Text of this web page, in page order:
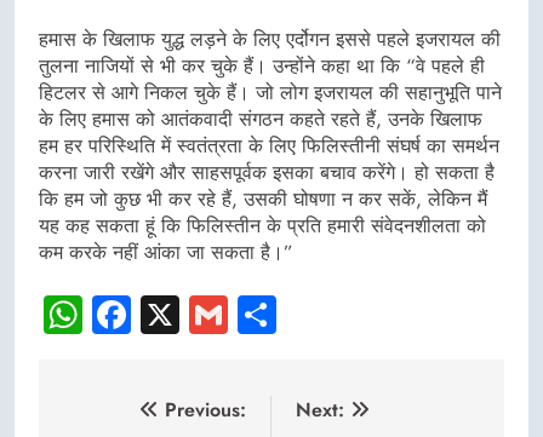
हमास के खिलाफ युद्ध लड़ने के लिए एर्दोगन इससे पहले इजरायल की
तुलना नाजियों से भी कर चुके हैं। उन्होंने कहा था कि “वे पहले ही
हिटलर से आगे निकल चुके हैं। जो लोग इजरायल की सहानुभूति पाने
के लिए हमास को आतंकवादी संगठन कहते रहते हैं, उनके खिलाफ
हम हर परिस्थिति में स्वतंत्रता के लिए फिलिस्तीनी संघर्ष का समर्थन
करना जारी रखेंगे और साहसपूर्वक इसका बचाव करेंगे। हो सकता है
कि हम जो कुछ भी कर रहे हैं, उसकी घोषणा न कर सकें, लेकिन मैं
यह कह सकता हूं कि फिलिस्तीन के प्रति हमारी संवेदनशीलता को
कम करके नहीं आंका जा सकता है।”
WhatsApp
Facebook
X Gmail
Previous:
Next: